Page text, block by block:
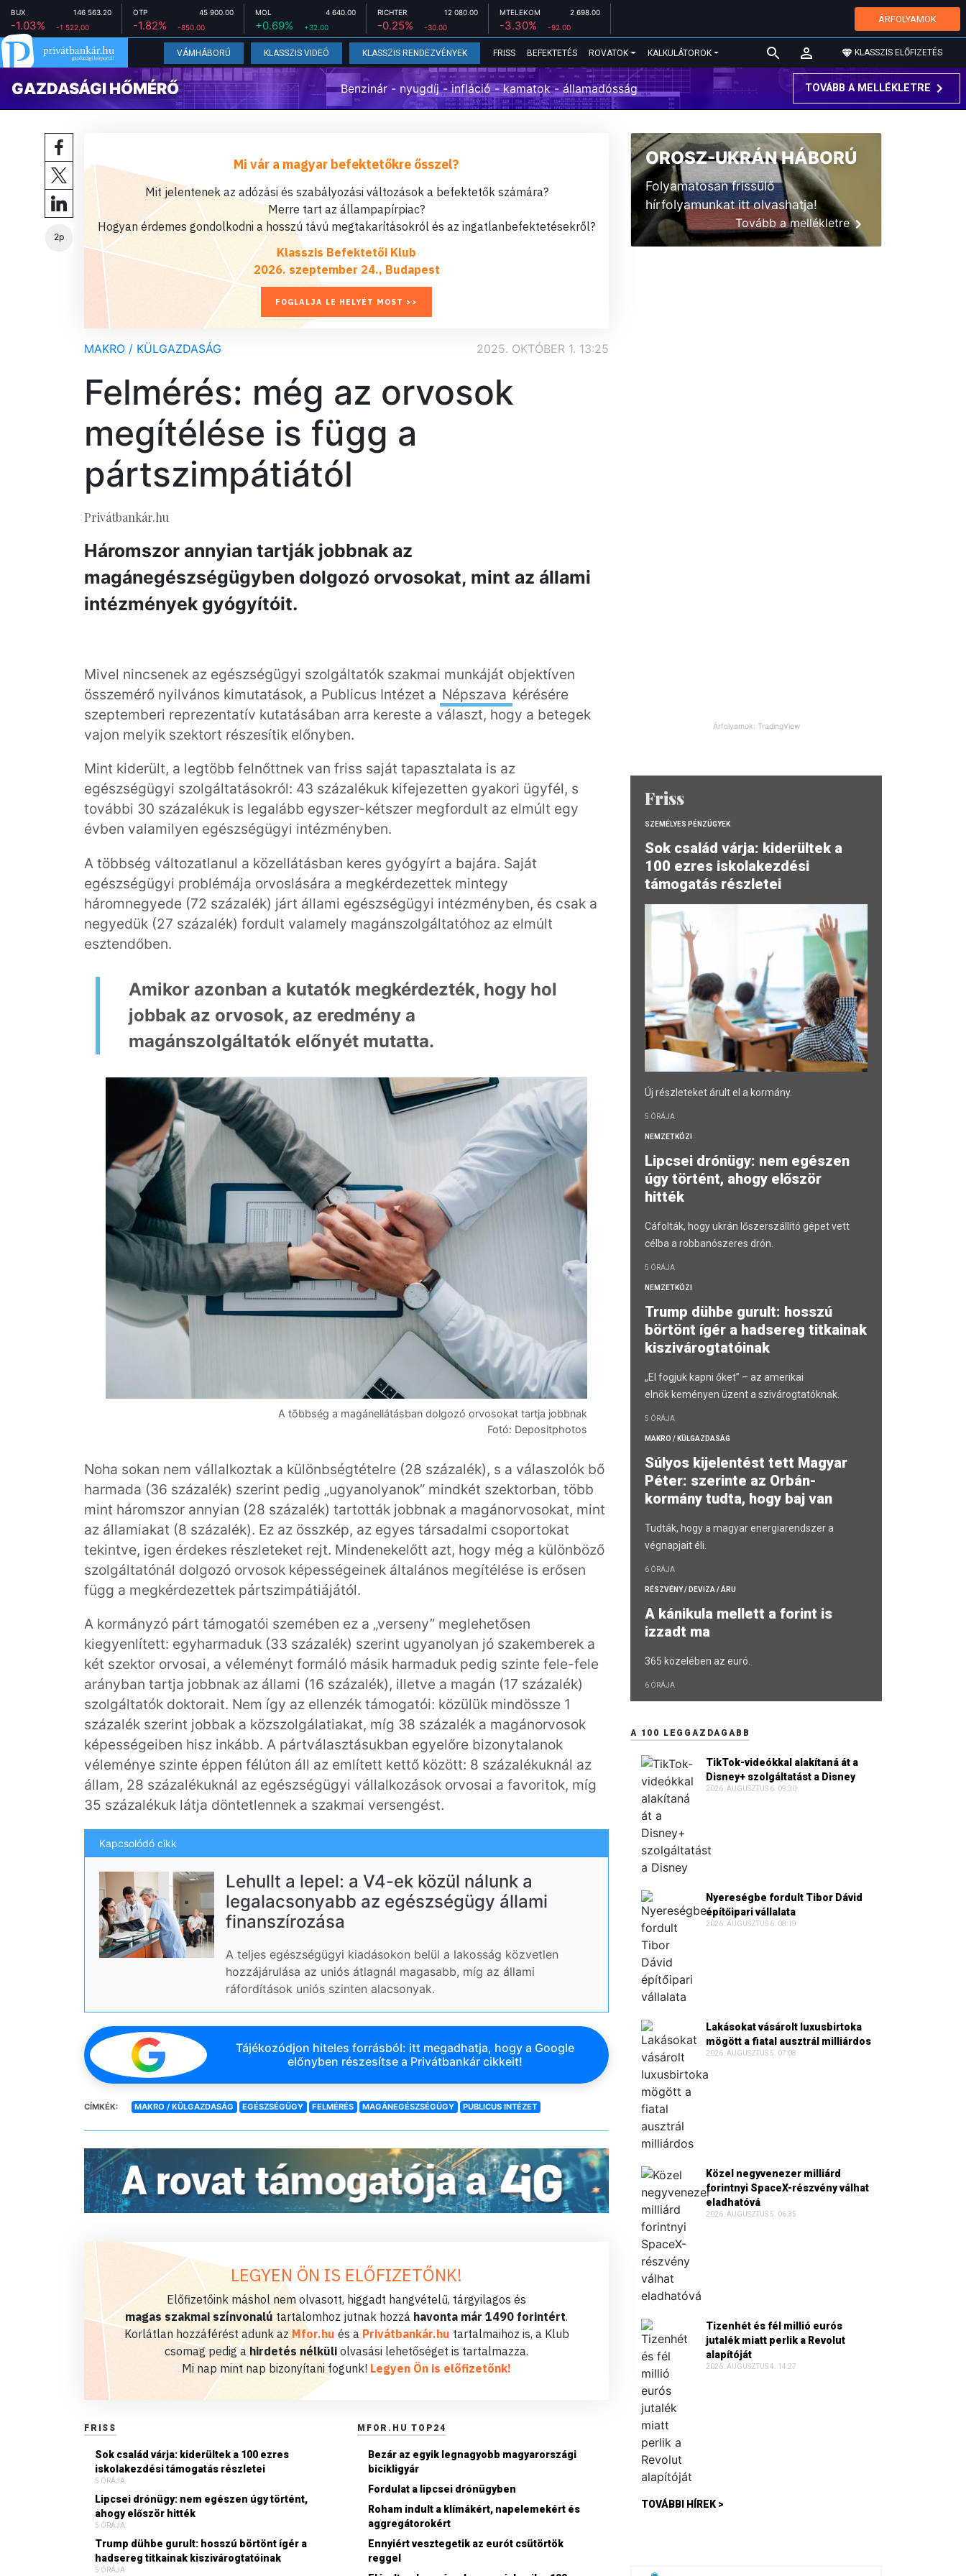
BUX 146 563.20
-1.03% -1 522.00
OTP 45 900.00
-1.82% -850.00
MOL 4 640.00
+0.69% +32.00
RICHTER 12 080.00
-0.25% -30.00
MTELEKOM 2 698.00
-3.30% -92.00
ÁRFOLYAMOK
VÁMHÁBORÚ KLASSZIS VIDEÓ KLASSZIS RENDEZVÉNYEK FRISS BEFEKTETÉS ROVATOK KALKULÁTOROK KLASSZIS ELŐFIZETÉS
GAZDASÁGI HŐMÉRŐ Benzinár - nyugdíj - infláció - kamatok - államadósság TOVÁBB A MELLÉKLETRE
2p
Mi vár a magyar befektetőkre ősszel?
Mit jelentenek az adózási és szabályozási változások a befektetők számára?
Merre tart az állampapírpiac?
Hogyan érdemes gondolkodni a hosszú távú megtakarításokról és az ingatlanbefektetésekről?
Klasszis Befektetői Klub
2026. szeptember 24., Budapest
FOGLALJA LE HELYÉT MOST >>
MAKRO / KÜLGAZDASÁG 2025. OKTÓBER 1. 13:25
Felmérés: még az orvosok
megítélése is függ a
pártszimpátiától
Privátbankár.hu
Háromszor annyian tartják jobbnak az
magánegészségügyben dolgozó orvosokat, mint az állami
intézmények gyógyítóit.
Mivel nincsenek az egészségügyi szolgáltatók szakmai munkáját objektíven
összemérő nyilvános kimutatások, a Publicus Intézet a Népszava kérésére
szeptemberi reprezentatív kutatásában arra kereste a választ, hogy a betegek
vajon melyik szektort részesítik előnyben.
Mint kiderült, a legtöbb felnőttnek van friss saját tapasztalata is az
egészségügyi szolgáltatásokról: 43 százalékuk kifejezetten gyakori ügyfél, s
további 30 százalékuk is legalább egyszer-kétszer megfordult az elmúlt egy
évben valamilyen egészségügyi intézményben.
A többség változatlanul a közellátásban keres gyógyírt a bajára. Saját
egészségügyi problémája orvoslására a megkérdezettek mintegy
háromnegyede (72 százalék) járt állami egészségügyi intézményben, és csak a
negyedük (27 százalék) fordult valamely magánszolgáltatóhoz az elmúlt
esztendőben.
Amikor azonban a kutatók megkérdezték, hogy hol
jobbak az orvosok, az eredmény a
magánszolgáltatók előnyét mutatta.
A többség a magánellátásban dolgozó orvosokat tartja jobbnak
Fotó: Depositphotos
Noha sokan nem vállalkoztak a különbségtételre (28 százalék), s a válaszolók bő
harmada (36 százalék) szerint pedig „ugyanolyanok” mindkét szektorban, több
mint háromszor annyian (28 százalék) tartották jobbnak a magánorvosokat, mint
az államiakat (8 százalék). Ez az összkép, az egyes társadalmi csoportokat
tekintve, igen érdekes részleteket rejt. Mindenekelőtt azt, hogy még a különböző
szolgáltatónál dolgozó orvosok képességeinek általános megítélése is erősen
függ a megkérdezettek pártszimpátiájától.
A kormányzó párt támogatói szemében ez a „verseny” meglehetősen
kiegyenlített: egyharmaduk (33 százalék) szerint ugyanolyan jó szakemberek a
két szektor orvosai, a véleményt formáló másik harmaduk pedig szinte fele-fele
arányban tartja jobbnak az állami (16 százalék), illetve a magán (17 százalék)
szolgáltatók doktorait. Nem így az ellenzék támogatói: közülük mindössze 1
százalék szerint jobbak a közszolgálatiakat, míg 38 százalék a magánorvosok
képességeiben hisz inkább. A pártválasztásukban egyelőre bizonytalanok
véleménye szinte éppen félúton áll az említett kettő között: 8 százalékuknál az
állam, 28 százalékuknál az egészségügyi vállalkozások orvosai a favoritok, míg
35 százalékuk látja döntetlennek a szakmai versengést.
Kapcsolódó cikk
Lehullt a lepel: a V4-ek közül nálunk a
legalacsonyabb az egészségügy állami
finanszírozása
A teljes egészségügyi kiadásokon belül a lakosság közvetlen
hozzájárulása az uniós átlagnál magasabb, míg az állami
ráfordítások uniós szinten alacsonyak.
Tájékozódjon hiteles forrásból: itt megadhatja, hogy a Google
előnyben részesítse a Privátbankár cikkeit!
CÍMKÉK: MAKRO / KÜLGAZDASÁG EGÉSZSÉGÜGY FELMÉRÉS MAGÁNEGÉSZSÉGÜGY PUBLICUS INTÉZET
LEGYEN ÖN IS ELŐFIZETŐNK!
Előfizetőink máshol nem olvasott, higgadt hangvételű, tárgyilagos és
magas szakmai színvonalú tartalomhoz jutnak hozzá havonta már 1490 forintért.
Korlátlan hozzáférést adunk az Mfor.hu és a Privátbankár.hu tartalmaihoz is, a Klub
csomag pedig a hirdetés nélküli olvasási lehetőséget is tartalmazza.
Mi nap mint nap bizonyítani fogunk! Legyen Ön is előfizetőnk!
FRISS
Sok család várja: kiderültek a 100 ezres
iskolakezdési támogatás részletei
5 ÓRÁJA
Lipcsei drónügy: nem egészen úgy történt,
ahogy először hitték
5 ÓRÁJA
Trump dühbe gurult: hosszú börtönt ígér a
hadsereg titkainak kiszivárogtatóinak
5 ÓRÁJA
MFOR.HU TOP24
Bezár az egyik legnagyobb magyarországi
bicikligyár
Fordulat a lipcsei drónügyben
Roham indult a klímákért, napelemekért és
aggregátorokért
Ennyiért vesztegetik az eurót csütörtök
reggel
OROSZ-UKRÁN HÁBORÚ
Folyamatosan frissülő
hírfolyamunkat itt olvashatja!
Tovább a mellékletre
Árfolyamok: TradingView
Friss
SZEMÉLYES PÉNZÜGYEK
Sok család várja: kiderültek a
100 ezres iskolakezdési
támogatás részletei
Új részleteket árult el a kormány.
5 ÓRÁJA
NEMZETKÖZI
Lipcsei drónügy: nem egészen
úgy történt, ahogy először
hitték
Cáfolták, hogy ukrán lőszerszállító gépet vett
célba a robbanószeres drón.
5 ÓRÁJA
NEMZETKÖZI
Trump dühbe gurult: hosszú
börtönt ígér a hadsereg titkainak
kiszivárogtatóinak
„El fogjuk kapni őket” – az amerikai
elnök keményen üzent a szivárogtatóknak.
5 ÓRÁJA
MAKRO / KÜLGAZDASÁG
Súlyos kijelentést tett Magyar
Péter: szerinte az Orbán-
kormány tudta, hogy baj van
Tudták, hogy a magyar energiarendszer a
végnapjait éli.
6 ÓRÁJA
RÉSZVÉNY / DEVIZA / ÁRU
A kánikula mellett a forint is
izzadt ma
365 közelében az euró.
6 ÓRÁJA
A 100 LEGGAZDAGABB
TikTok-videókkal alakítaná át a
Disney+ szolgáltatást a Disney
2026. AUGUSZTUS 6. 09:30
Nyereségbe fordult Tibor Dávid
építőipari vállalata
2026. AUGUSZTUS 6. 08:19
Lakásokat vásárolt luxusbirtoka
mögött a fiatal ausztrál milliárdos
2026. AUGUSZTUS 5. 07:08
Közel negyvenezer milliárd
forintnyi SpaceX-részvény válhat
eladhatóvá
2026. AUGUSZTUS 5. 06:35
Tizenhét és fél millió eurós
jutalék miatt perlik a Revolut
alapítóját
2026. AUGUSZTUS 4. 14:27
TOVÁBBI HÍREK >